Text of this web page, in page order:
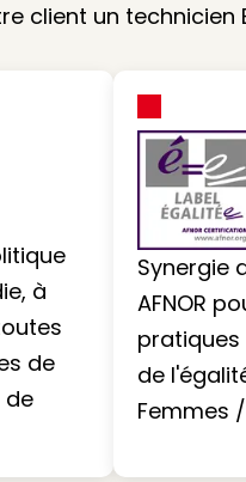
client un technicien
à
de
de
Synergie
AFNOR
pratiques
de
Femmes